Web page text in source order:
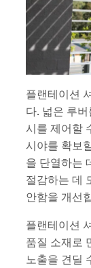
플랜테이션
다. 넓은 루
시를 제어할
시야를 확보
을 단열하는
절감하는 데
안함을 개선
플랜테이션
품질 소재로
노출을 견딜